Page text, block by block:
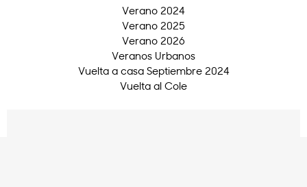
Verano 2024
Verano 2025
Verano 2026
Veranos Urbanos
Vuelta a casa Septiembre 2024
Vuelta al Cole